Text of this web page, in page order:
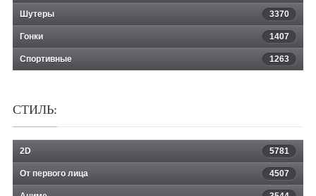
Шутеры 3370
Гонки 1407
Спортивные 1263
СТИЛЬ:
2D 5781
От первого лица 4507